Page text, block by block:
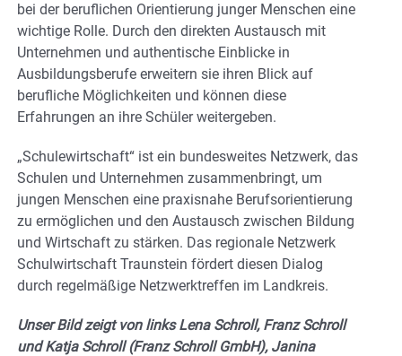
bei der beruflichen Orientierung junger Menschen eine
wichtige Rolle. Durch den direkten Austausch mit
Unternehmen und authentische Einblicke in
Ausbildungsberufe erweitern sie ihren Blick auf
berufliche Möglichkeiten und können diese
Erfahrungen an ihre Schüler weitergeben.
„Schulewirtschaft“ ist ein bundesweites Netzwerk, das
Schulen und Unternehmen zusammenbringt, um
jungen Menschen eine praxisnahe Berufsorientierung
zu ermöglichen und den Austausch zwischen Bildung
und Wirtschaft zu stärken. Das regionale Netzwerk
Schulwirtschaft Traunstein fördert diesen Dialog
durch regelmäßige Netzwerktreffen im Landkreis.
Unser Bild zeigt von links Lena Schroll, Franz Schroll
und Katja Schroll (Franz Schroll GmbH), Janina